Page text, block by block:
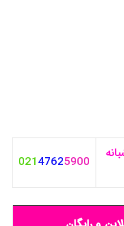
02147625900